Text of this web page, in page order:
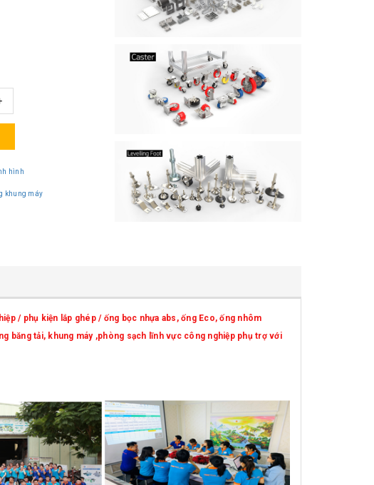
hình
khung máy
/ phụ kiện lắp ghép / ống bọc nhựa abs, ống Eco, ống nhôm
băng tải, khung máy ,phòng sạch lĩnh vực công nghiệp phụ trợ với